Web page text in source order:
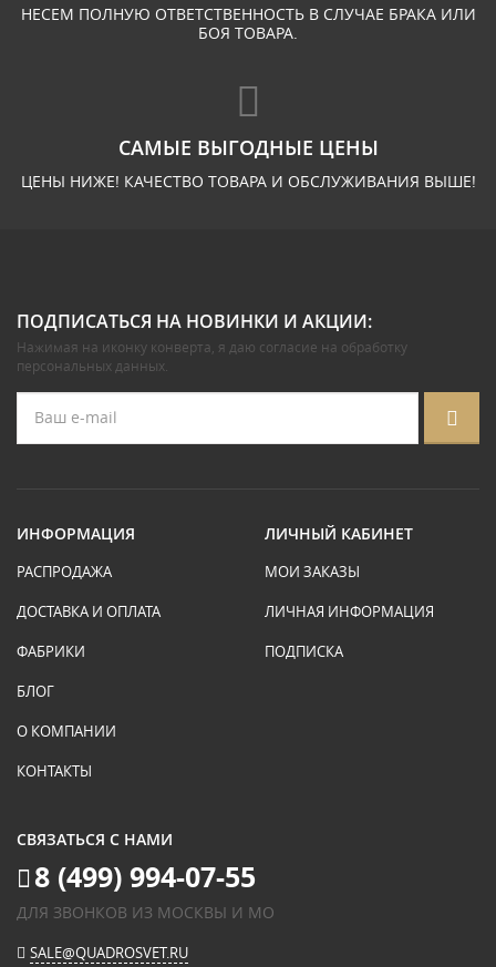
НЕСЕМ ПОЛНУЮ ОТВЕТСТВЕННОСТЬ В СЛУЧАЕ БРАКА ИЛИ
БОЯ ТОВАРА.
САМЫЕ ВЫГОДНЫЕ ЦЕНЫ
ЦЕНЫ НИЖЕ! КАЧЕСТВО ТОВАРА И ОБСЛУЖИВАНИЯ ВЫШЕ!
ПОДПИСАТЬСЯ НА НОВИНКИ И АКЦИИ:
Нажимая на иконку конверта, я даю согласие на обработку
персональных данных.
ИНФОРМАЦИЯ
РАСПРОДАЖА
ДОСТАВКА И ОПЛАТА
ФАБРИКИ
БЛОГ
О КОМПАНИИ
КОНТАКТЫ
ЛИЧНЫЙ КАБИНЕТ
МОИ ЗАКАЗЫ
ЛИЧНАЯ ИНФОРМАЦИЯ
ПОДПИСКА
СВЯЗАТЬСЯ С НАМИ
8 (499) 994-07-55
ДЛЯ ЗВОНКОВ ИЗ МОСКВЫ И МО
SALE@QUADROSVET.RU